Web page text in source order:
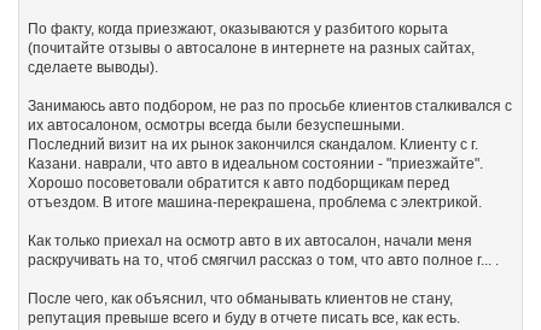
По факту, когда приезжают, оказываются у разбитого корыта
(почитайте отзывы о автосалоне в интернете на разных сайтах,
сделаете выводы).
Занимаюсь авто подбором, не раз по просьбе клиентов сталкивался с
их автосалоном, осмотры всегда были безуспешными.
Последний визит на их рынок закончился скандалом. Клиенту с г.
Казани. наврали, что авто в идеальном состоянии - "приезжайте".
Хорошо посоветовали обратится к авто подборщикам перед
отъездом. В итоге машина-перекрашена, проблема с электрикой.
Как только приехал на осмотр авто в их автосалон, начали меня
раскручивать на то, чтоб смягчил рассказ о том, что авто полное г... .
После чего, как объяснил, что обманывать клиентов не стану,
репутация превыше всего и буду в отчете писать все, как есть.